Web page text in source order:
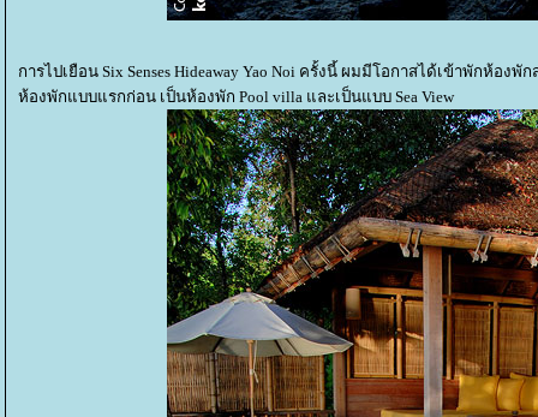
การไปเยือน Six Senses Hideaway Yao Noi ครั้งนี้ ผมมีโอกาสได้เข้าพักห้อง
ห้องพักแบบแรกก่อน เป็นห้องพัก Pool villa และเป็นแบบ Sea View